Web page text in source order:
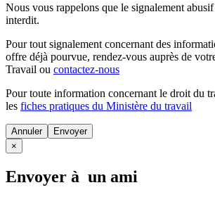
Nous vous rappelons que le signalement
interdit.
Pour tout signalement concernant des
offre déjà pourvue, rendez-vous auprès de
Travail ou contactez-nous
Pour toute information concernant le droit du
les fiches pratiques du Ministère du travail
Annuler
×
Envoyer à un ami